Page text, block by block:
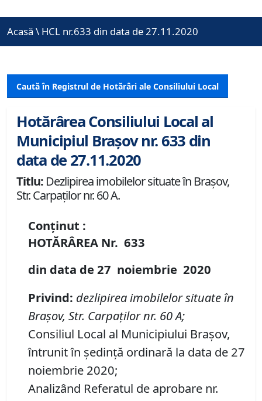
Acasă \ HCL nr.633 din data de 27.11.2020
Caută în Registrul de Hotărâri ale Consiliului Local
Hotărârea Consiliului Local al
Municipiul Brașov nr. 633 din
data de 27.11.2020
Titlu: Dezlipirea imobilelor situate în Brașov,
Str. Carpaților nr. 60 A.
Conținut :
HOTĂRÂREA Nr. 633
din data de 27 noiembrie 2020
Privind: dezlipirea imobilelor situate în
Brașov, Str. Carpaților nr. 60 A;
Consiliul Local al Municipiului Brașov,
întrunit în ședință ordinară la data de 27
noiembrie 2020;
Analizând Referatul de aprobare nr.